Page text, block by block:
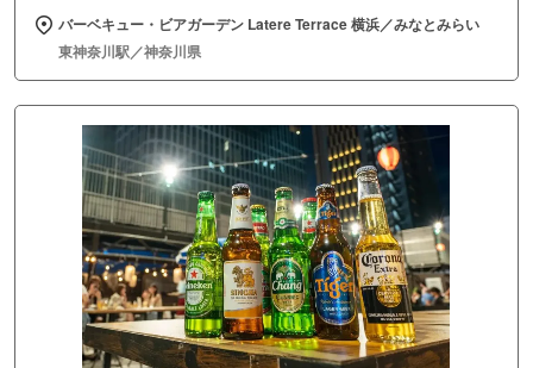
バーベキュー・ビアガーデン Latere Terrace 横浜／みなとみらい
東神奈川駅／神奈川県